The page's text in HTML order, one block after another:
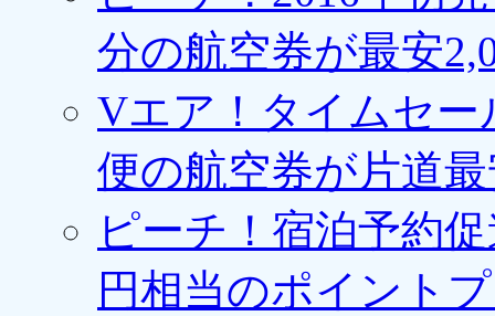
分の航空券が最安
Vエア！タイムセー
便の航空券が片道最
ピーチ！宿泊予約
円相当のポイント